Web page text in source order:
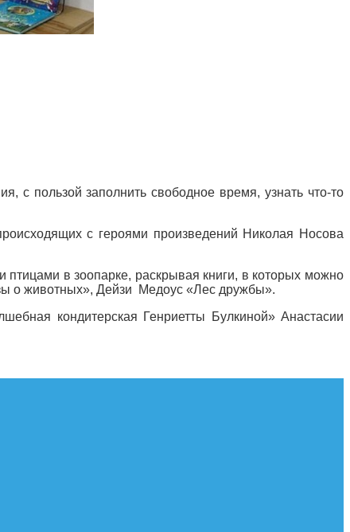
с пользой заполнить свободное время, узнать что-то
с героями произведений Николая Носова
в зоопарке, раскрывая книги, в которых можно
о животных», Дейзи Медоус «Лес дружбы».
кондитерская Генриетты Булкиной» Анастасии